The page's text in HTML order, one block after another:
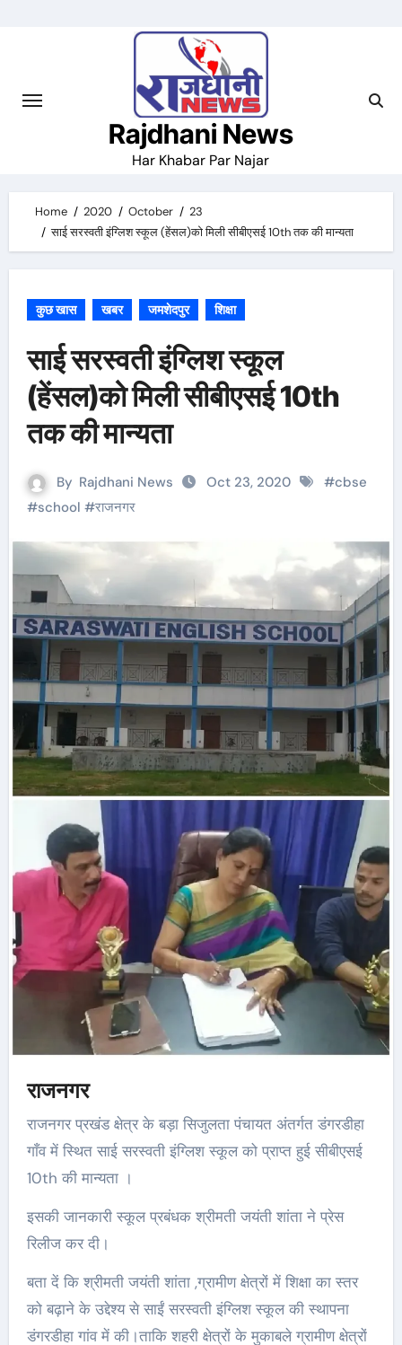
Rajdhani News
Har Khabar Par Najar
Home 2020 October
23
साई सरस्वती इंग्लिश स्कूल (हेंसल)को मिली सीबीएसई 10th तक की मान्यता
कुछ खास खबर जमशेदपुर शिक्षा
साई सरस्वती इंग्लिश स्कूल
(हेंसल)को मिली सीबीएसई 10th
तक की मान्यता
By Rajdhani News Oct 23, 2020 #cbse
#school #राजनगर
राजनगर
राजनगर प्रखंड क्षेत्र के बड़ा सिजुलता पंचायत अंतर्गत डंगरडीहा
गाँव में स्थित साई सरस्वती इंग्लिश स्कूल को प्राप्त हुई सीबीएसई
10th की मान्यता ।
इसकी जानकारी स्कूल प्रबंधक श्रीमती जयंती शांता ने प्रेस
रिलीज कर दी।
बता दें कि श्रीमती जयंती शांता ,ग्रामीण क्षेत्रों में शिक्षा का स्तर
को बढ़ाने के उद्देश्य से साईं सरस्वती इंग्लिश स्कूल की स्थापना
डंगरडीहा गांव में की।ताकि शहरी क्षेत्रों के मुकाबले ग्रामीण क्षेत्रों